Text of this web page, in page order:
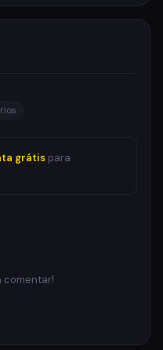
grátis para
comentar!